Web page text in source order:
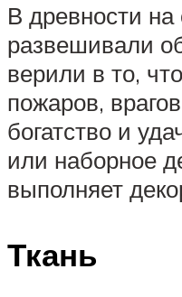
В древности на
развешивали
верили в то,
пожаров,
богатство и
или наборное
выполняет
Ткань